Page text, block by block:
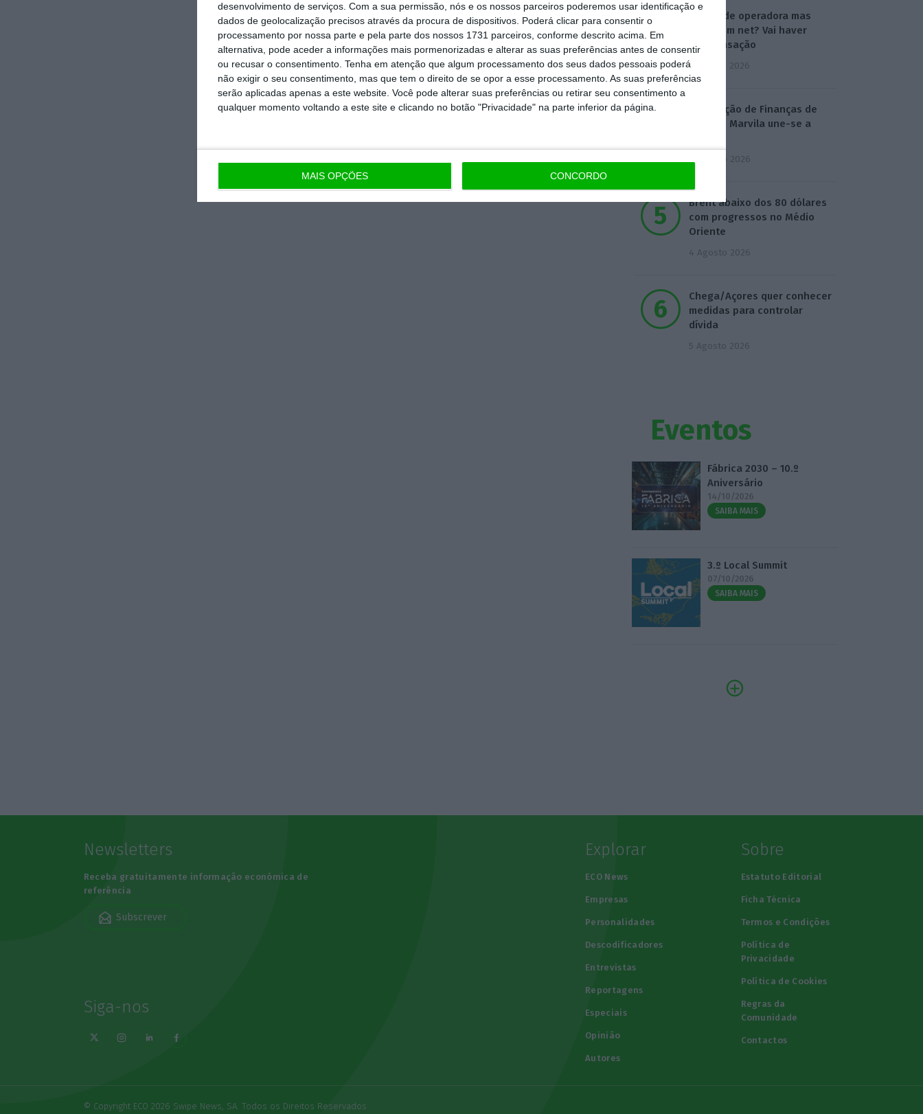
desenvolvimento de serviços. Com a sua permissão, nós e os nossos parceiros poderemos usar identificação e
dados de geolocalização precisos através da procura de dispositivos. Poderá clicar para consentir o
processamento por nossa parte e pela parte dos nossos 1731 parceiros, conforme descrito acima. Em
alternativa, pode aceder a informações mais pormenorizadas e alterar as suas preferências antes de consentir
ou recusar o consentimento. Tenha em atenção que algum processamento dos seus dados pessoais poderá
não exigir o seu consentimento, mas que tem o direito de se opor a esse processamento. As suas preferências
serão aplicadas apenas a este website. Você pode alterar suas preferências ou retirar seu consentimento a
qualquer momento voltando a este site e clicando no botão "Privacidade" na parte inferior da página.
MAIS OPÇÕES CONCORDO
Mudou de operadora mas
ficou sem net? Vai haver
compensação
3 Agosto 2026
Repartição de Finanças de
Beato e Marvila une-se a
4 Agosto 2026
Brent abaixo dos 80 dólares
com progressos no Médio
Oriente
4 Agosto 2026
Chega/Açores quer conhecer
medidas para controlar
dívida
5 Agosto 2026
Eventos
Fábrica 2030 – 10.º
Aniversário
14/10/2026
SAIBA MAIS
3.º Local Summit
07/10/2026
SAIBA MAIS
Newsletters
Receba gratuitamente informação económica de
referência
Subscrever
Siga-nos
Explorar
ECO News
Empresas
Personalidades
Descodificadores
Entrevistas
Reportagens
Especiais
Opinião
Autores
Sobre
Estatuto Editorial
Ficha Técnica
Termos e Condições
Política de
Privacidade
Política de Cookies
Regras da
Comunidade
Contactos
© Copyright ECO 2026 Swipe News, SA. Todos os Direitos Reservados